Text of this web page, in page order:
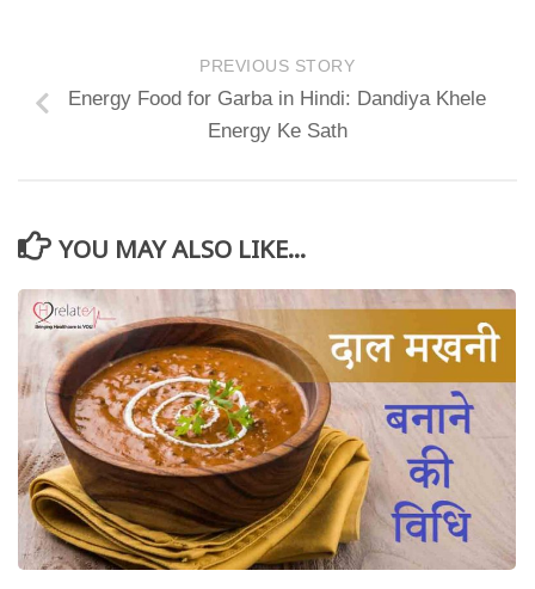
PREVIOUS STORY
Energy Food for Garba in Hindi: Dandiya Khele
Energy Ke Sath
YOU MAY ALSO LIKE...